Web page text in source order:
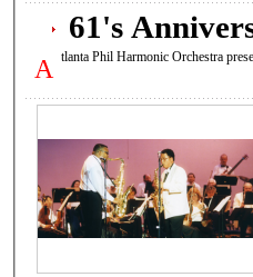
61's
A tlanta Phil Harmonic Orchestra